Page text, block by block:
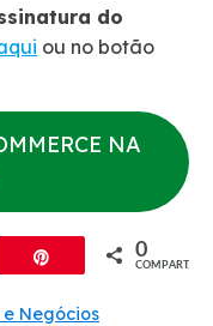
do
ou no botão
NA
0
COMPART.
Negócios